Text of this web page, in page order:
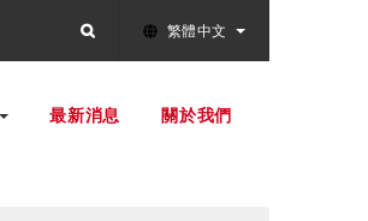
繁體中文
最新消息 關於我們